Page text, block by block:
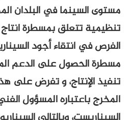
في البلدان المماثلة، بل
بمسطرة انتاج تُكرّس عدم
أجود السيناريوهات،
على الدعم المرور ضرورة
و تفرض على هذه الشركات
المسؤول الفني عن